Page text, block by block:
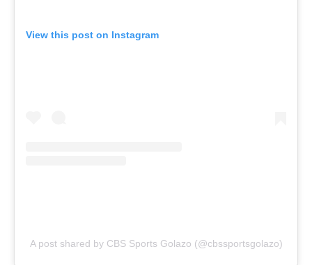
View this post on Instagram
A post shared by CBS Sports Golazo (@cbssportsgolazo)